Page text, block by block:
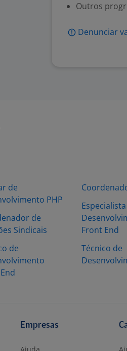
Outros
Denunciar
de
PHP
de
Sindicais
de
Front End
Técnico de
Empresas